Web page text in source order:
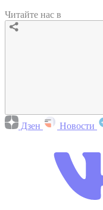
Читайте нас в
Дзен Новости